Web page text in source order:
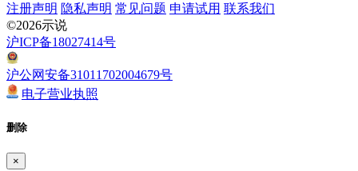
注册声明 隐私声明 常见问题 申请试用 联系我们
©2026示说
沪ICP备18027414号
沪公网安备31011702004679号
电子营业执照
删除
×